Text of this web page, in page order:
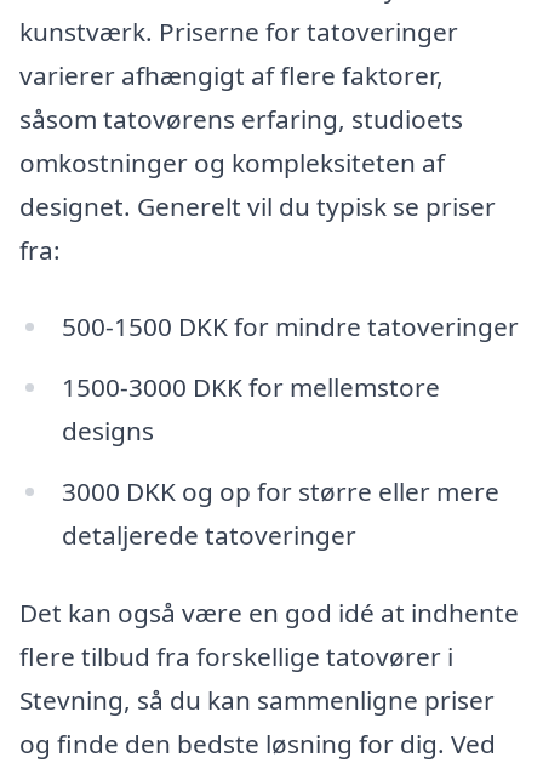
kunstværk. Priserne for tatoveringer
varierer afhængigt af flere faktorer,
såsom tatovørens erfaring, studioets
omkostninger og kompleksiteten af
designet. Generelt vil du typisk se priser
fra:
500-1500 DKK for mindre tatoveringer
1500-3000 DKK for mellemstore
designs
3000 DKK og op for større eller mere
detaljerede tatoveringer
Det kan også være en god idé at indhente
flere tilbud fra forskellige tatovører i
Stevning, så du kan sammenligne priser
og finde den bedste løsning for dig. Ved